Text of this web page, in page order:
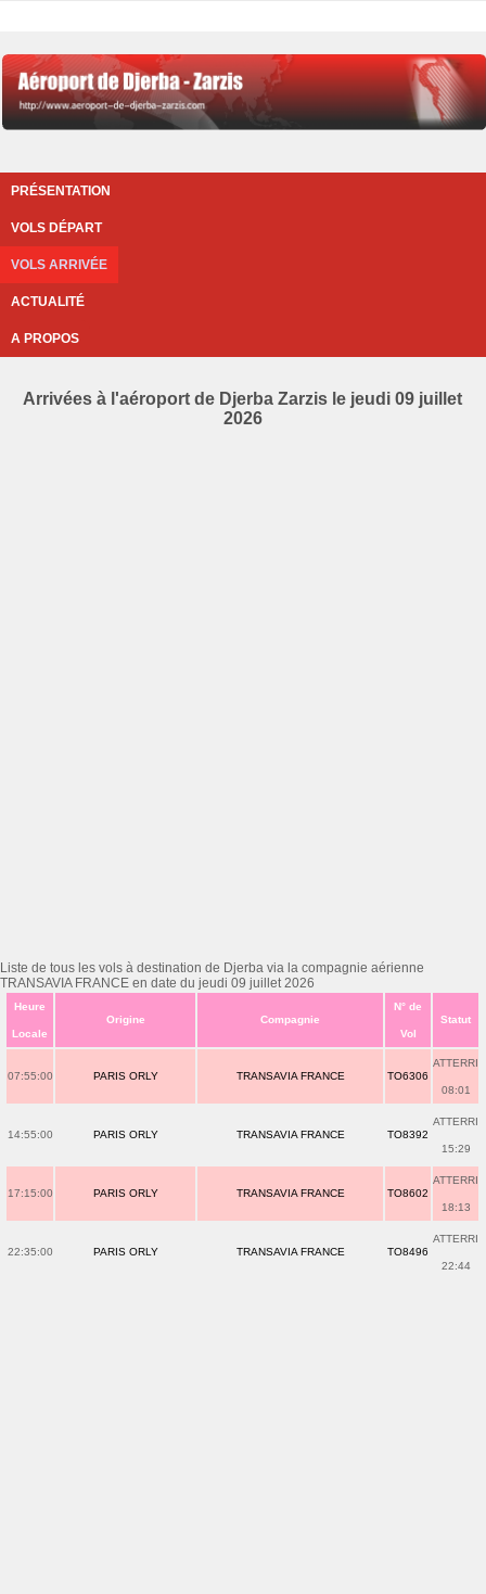
PRÉSENTATION
VOLS DÉPART
VOLS ARRIVÉE
ACTUALITÉ
A PROPOS
Arrivées à l'aéroport de Djerba Zarzis le jeudi 09 juillet
2026
Liste de tous les vols à destination de Djerba via la compagnie aérienne
TRANSAVIA FRANCE en date du jeudi 09 juillet 2026
Heure
Locale
Origine Compagnie
N° de
Vol
Statut
07:55:00 PARIS ORLY TRANSAVIA FRANCE TO6306
ATTERRI
08:01
14:55:00 PARIS ORLY TRANSAVIA FRANCE TO8392
ATTERRI
15:29
17:15:00 PARIS ORLY TRANSAVIA FRANCE TO8602
ATTERRI
18:13
22:35:00 PARIS ORLY TRANSAVIA FRANCE TO8496
ATTERRI
22:44